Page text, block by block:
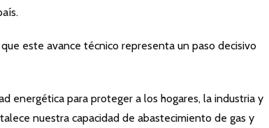
este avance técnico representa un paso decisivo
energética para proteger a los hogares, la industria y
nuestra capacidad de abastecimiento de gas y